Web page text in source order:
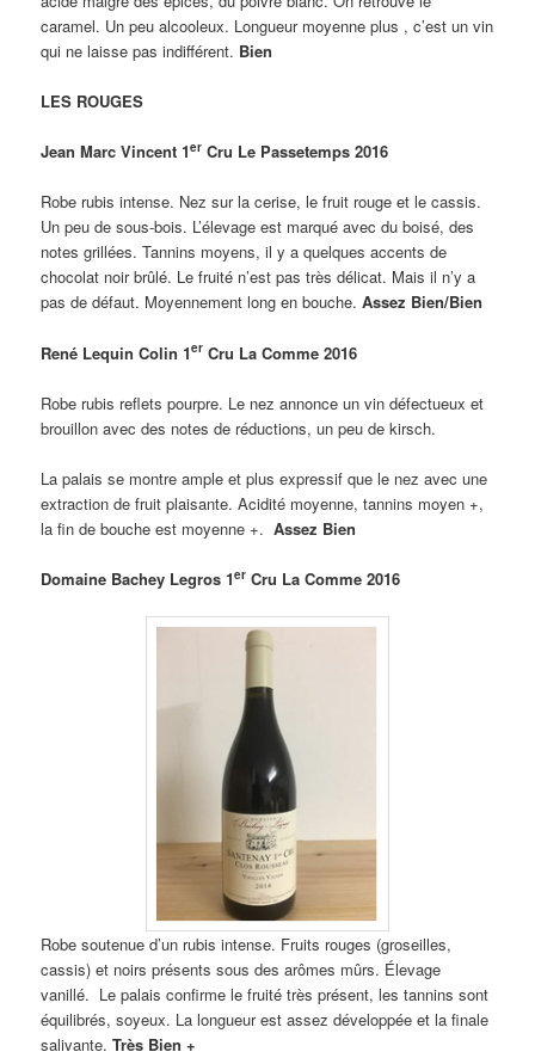
caramel. Un peu alcooleux. Longueur moyenne plus , c’est un vin
qui ne laisse pas indifférent. Bien
LES ROUGES
Jean Marc Vincent 1er Cru Le Passetemps 2016
Robe rubis intense. Nez sur la cerise, le fruit rouge et le cassis.
Un peu de sous-bois. L’élevage est marqué avec du boisé, des
notes grillées. Tannins moyens, il y a quelques accents de
chocolat noir brûlé. Le fruité n’est pas très délicat. Mais il n’y a
pas de défaut. Moyennement long en bouche.Assez Bien/Bien
René Lequin Colin 1er Cru La Comme 2016
Robe rubis reflets pourpre. Le nez annonce un vin défectueux et
brouillon avec des notes de réductions, un peu de kirsch.
La palais se montre ample et plus expressif que le nez avec une
extraction de fruit plaisante. Acidité moyenne, tannins moyen +,
la fin de bouche est moyenne +.Assez Bien
Domaine Bachey Legros 1er Cru La Comme 2016
Robe soutenue d’un rubis intense. Fruits rouges (groseilles,
cassis) et noirs présents sous des arômes mûrs. Élevage
vanillé. Le palais confirme le fruité très présent, les tannins sont
équilibrés, soyeux. La longueur est assez développée et la finale
salivante.Très Bien +